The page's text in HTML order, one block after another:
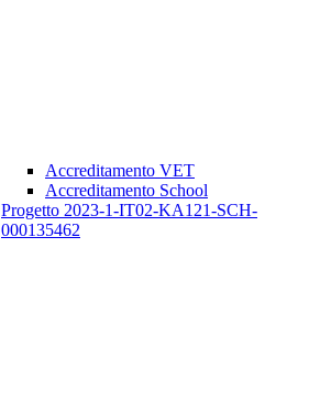
Accreditamento VET
Accreditamento School
Progetto 2023-1-IT02-KA121-SCH-
000135462